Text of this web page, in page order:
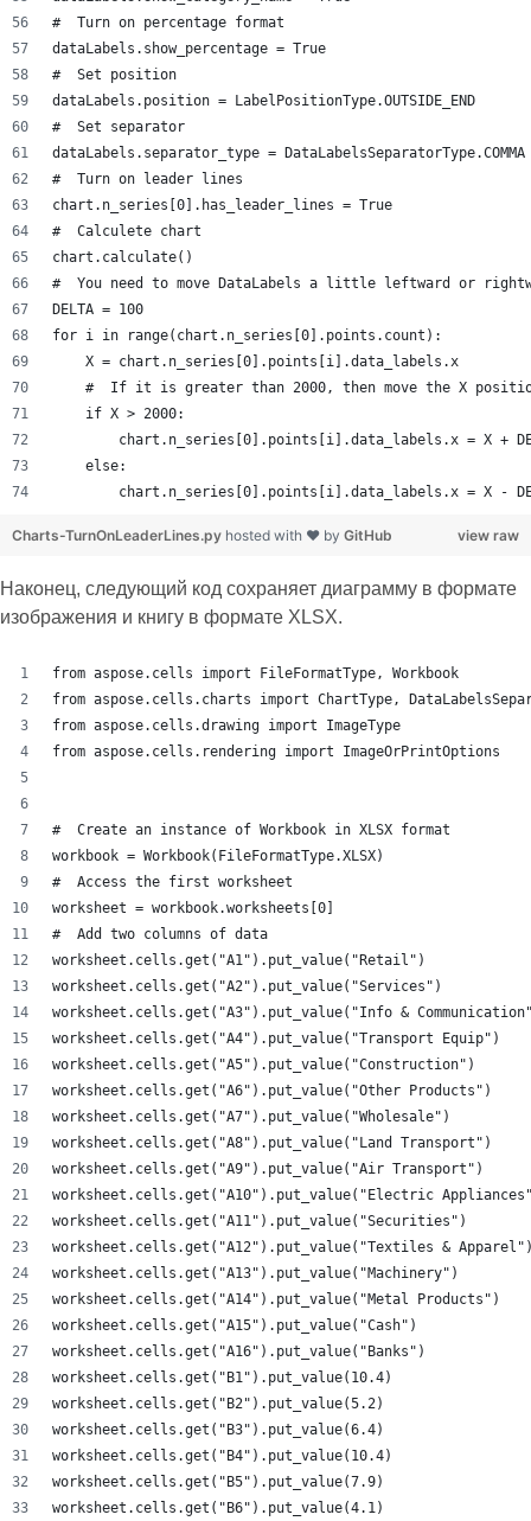
#  Turn on percentage format
dataLabels.show_percentage = True
#  Set position
dataLabels.position = LabelPositionType.OUTSIDE_END
#  Set separator
dataLabels.separator_type = DataLabelsSeparatorType.COMMA
#  Turn on leader lines
chart.n_series[0].has_leader_lines = True
#  Calculete chart
chart.calculate()
#  You need to move DataLabels a little leftward or
DELTA = 100
for i in range(chart.n_series[0].points.count):
    X = chart.n_series[0].points[i].data_labels.x
#  If it is greater than 2000, then move the X
    if X > 2000:
chart.n_series[0].points[i].data_labels.x = X +
    else:
chart.n_series[0].points[i].data_labels.x = X -
view raw
Charts-TurnOnLeaderLines.py hosted with ❤ by GitHub
Наконец, следующий код сохраняет диаграмму в формате
изображения и книгу в формате XLSX.
from aspose.cells import FileFormatType, Workbook
from aspose.cells.charts import ChartType,
from aspose.cells.drawing import ImageType
from aspose.cells.rendering import ImageOrPrintOptions
#  Create an instance of Workbook in XLSX format
workbook = Workbook(FileFormatType.XLSX)
#  Access the first worksheet
worksheet = workbook.worksheets[0]
#  Add two columns of data
worksheet.cells.get("A1").put_value("Retail")
worksheet.cells.get("A2").put_value("Services")
worksheet.cells.get("A3").put_value("Info &
worksheet.cells.get("A4").put_value("Transport Equip")
worksheet.cells.get("A5").put_value("Construction")
worksheet.cells.get("A6").put_value("Other Products")
worksheet.cells.get("A7").put_value("Wholesale")
worksheet.cells.get("A8").put_value("Land Transport")
worksheet.cells.get("A9").put_value("Air Transport")
worksheet.cells.get("A10").put_value("Electric
worksheet.cells.get("A11").put_value("Securities")
worksheet.cells.get("A12").put_value("Textiles &
worksheet.cells.get("A13").put_value("Machinery")
worksheet.cells.get("A14").put_value("Metal Products")
worksheet.cells.get("A15").put_value("Cash")
worksheet.cells.get("A16").put_value("Banks")
worksheet.cells.get("B1").put_value(10.4)
worksheet.cells.get("B2").put_value(5.2)
worksheet.cells.get("B3").put_value(6.4)
worksheet.cells.get("B4").put_value(10.4)
worksheet.cells.get("B5").put_value(7.9)
worksheet.cells.get("B6").put_value(4.1)